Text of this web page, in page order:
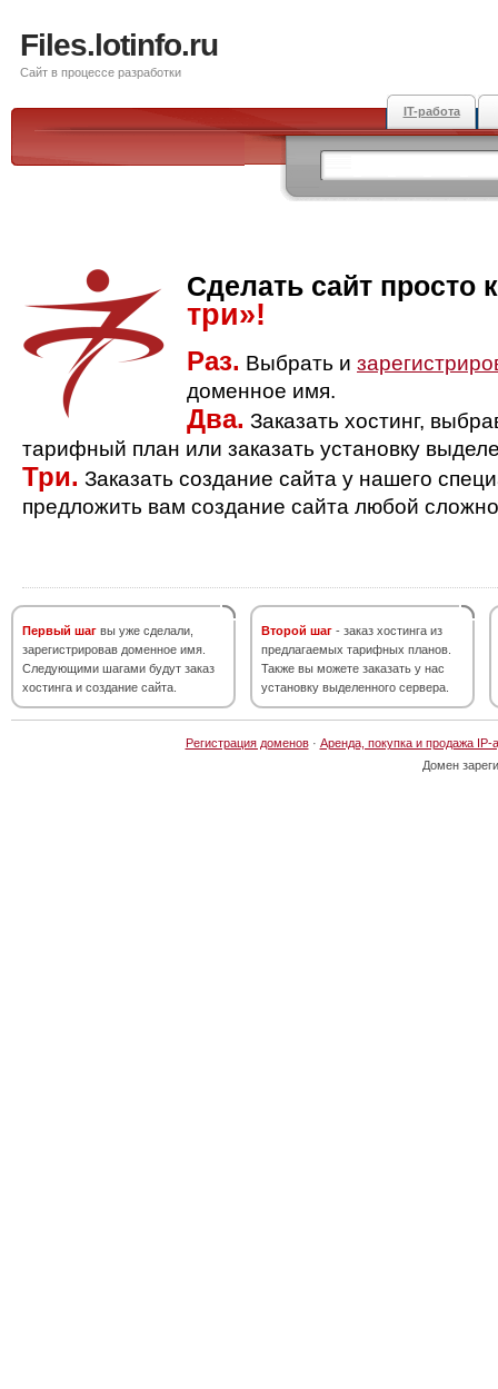
Files.lotinfo.ru
Сайт в процессе разработки
IT-работа
Сделать сайт просто
три»!
Раз. Выбрать и
доменное имя.
Два. Заказать хостинг,
тарифный план или заказать установку
Три. Заказать создание сайта у нашего
предложить вам создание сайта любой
Первый шаг вы уже сделали,
зарегистрировав доменное имя.
Следующими шагами будут заказ
хостинга и создание сайта.
Второй шаг - заказ хостинга из
предлагаемых тарифных планов.
Также вы можете заказать у нас
установку выделенного сервера.
Регистрация доменов· Аренда, покупка и продажа IP-
Домен